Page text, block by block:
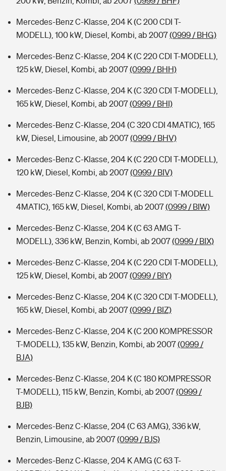
Mercedes-Benz C-Klasse, 204 K (C 200 CDI T-
MODELL), 100 kW, Diesel, Kombi, ab 2007(0999 / BHG)
Mercedes-Benz C-Klasse, 204 K (C 220 CDI T-MODELL),
125 kW, Diesel, Kombi, ab 2007(0999 / BHH)
Mercedes-Benz C-Klasse, 204 K (C 320 CDI T-MODELL),
165 kW, Diesel, Kombi, ab 2007(0999 / BHI)
Mercedes-Benz C-Klasse, 204 (C 320 CDI 4MATIC), 165
kW, Diesel, Limousine, ab 2007(0999 / BHV)
Mercedes-Benz C-Klasse, 204 K (C 220 CDI T-MODELL),
120 kW, Diesel, Kombi, ab 2007(0999 / BIV)
Mercedes-Benz C-Klasse, 204 K (C 320 CDI T-MODELL
4MATIC), 165 kW, Diesel, Kombi, ab 2007(0999 / BIW)
Mercedes-Benz C-Klasse, 204 K (C 63 AMG T-
MODELL), 336 kW, Benzin, Kombi, ab 2007(0999 / BIX)
Mercedes-Benz C-Klasse, 204 K (C 220 CDI T-MODELL),
125 kW, Diesel, Kombi, ab 2007(0999 / BIY)
Mercedes-Benz C-Klasse, 204 K (C 320 CDI T-MODELL),
165 kW, Diesel, Kombi, ab 2007(0999 / BIZ)
Mercedes-Benz C-Klasse, 204 K (C 200 KOMPRESSOR
T-MODELL), 135 kW, Benzin, Kombi, ab 2007(0999 /
BJA)
Mercedes-Benz C-Klasse, 204 K (C 180 KOMPRESSOR
T-MODELL), 115 kW, Benzin, Kombi, ab 2007(0999 /
BJB)
Mercedes-Benz C-Klasse, 204 (C 63 AMG), 336 kW,
Benzin, Limousine, ab 2007(0999 / BJS)
Mercedes-Benz C-Klasse, 204 K AMG (C 63 T-